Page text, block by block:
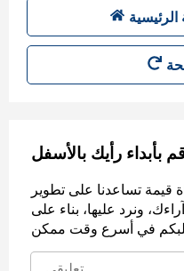
بأبداء رأيك بالأسفل
قيمة تساعدنا على تطوير
ونرد عليها، بناء على